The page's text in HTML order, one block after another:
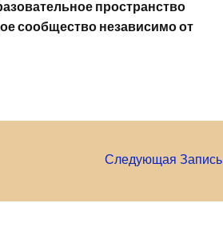
пространство
сообщество независимо от
Следующая Запись